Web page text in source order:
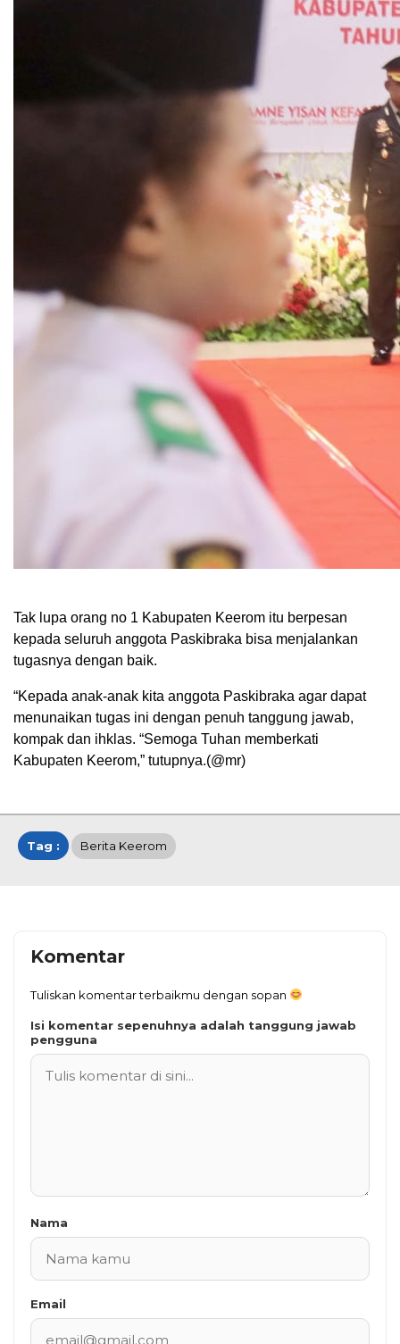
Tak lupa orang no 1 Kabupaten Keerom itu berpesan
kepada seluruh anggota Paskibraka bisa menjalankan
tugasnya dengan baik.
“Kepada anak-anak kita anggota Paskibraka agar dapat
menunaikan tugas ini dengan penuh tanggung jawab,
kompak dan ihklas. “Semoga Tuhan memberkati
Kabupaten Keerom,” tutupnya.(@mr)
Tag : Berita Keerom
Komentar
Tuliskan komentar terbaikmu dengan sopan
Isi komentar sepenuhnya adalah tanggung jawab
pengguna
Nama
Email